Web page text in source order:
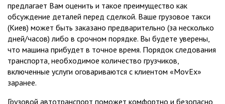
предлагает Вам оценить и такое преимущество как
обсуждение деталей перед сделкой. Ваше грузовое такси
(Киев) может быть заказано предварительно (за несколько
дней/часов) либо в срочном порядке. Вы будете уверены,
что машина прибудет в точное время. Порядок следования
транспорта, необходимое количество грузчиков,
включенные услуги оговариваются с клиентом «MovEx»
заранее.
Грузовой автотранспорт поможет комфортно и безопасно